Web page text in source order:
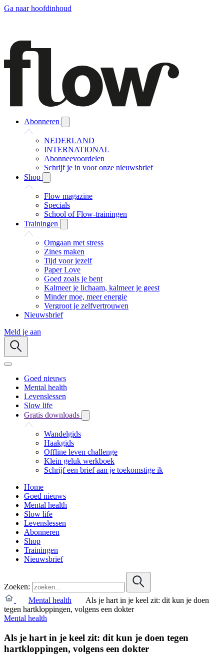
Ga naar hoofdinhoud
Abonneren
NEDERLAND
INTERNATIONAL
Abonneevoordelen
Schrijf je in voor onze nieuwsbrief
Shop
Flow magazine
Specials
School of Flow-trainingen
Trainingen
Omgaan met stress
Zines maken
Tijd voor jezelf
Paper Love
Goed zoals je bent
Kalmeer je lichaam, kalmeer je geest
Minder moe, meer energie
Vergroot je zelfvertrouwen
Nieuwsbrief
Meld je aan
Goed nieuws
Mental health
Levenslessen
Slow life
Gratis downloads
Wandelgids
Haakgids
Offline leven challenge
Klein geluk werkboek
Schrijf een brief aan je toekomstige ik
Home
Goed nieuws
Mental health
Slow life
Levenslessen
Abonneren
Shop
Trainingen
Nieuwsbrief
Zoeken:
Mental health
Als je hart in je keel zit: dit kun je doen
tegen hartkloppingen, volgens een dokter
Mental health
Als je hart in je keel zit: dit kun je doen tegen
hartkloppingen, volgens een dokter